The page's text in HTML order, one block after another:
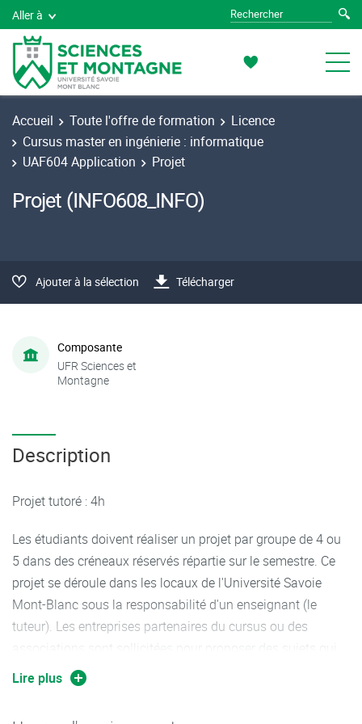
Aller à
Accueil Toute l'offre de formation
Licence
Cursus master en ingénierie : informatique
UAF604 Application
Projet
Projet (INFO608_INFO)
Ajouter à la sélection Télécharger
Composante
UFR Sciences et
Montagne
Description
Projet tutoré : 4h
Les étudiants doivent réaliser un projet par groupe de 4 ou
5 dans des créneaux réservés répartie sur le semestre. Ce
projet se déroule dans les locaux de l'Université Savoie
Mont-Blanc sous la responsabilité d'un enseignant (le
tuteur). Les entreprises partenaires du cursus ou des
permettent aux étudiants d'étendre, d'approfondir et de
mettre en œuvre leurs connaissances en informatique. Ce
Lire plus